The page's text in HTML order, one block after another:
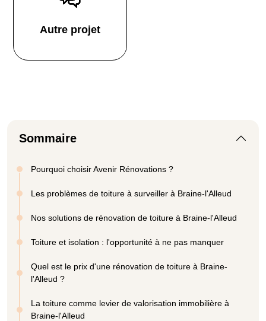
Autre projet
Sommaire
Pourquoi choisir Avenir Rénovations ?
Les problèmes de toiture à surveiller à Braine-l'Alleud
Nos solutions de rénovation de toiture à Braine-l'Alleud
Toiture et isolation : l'opportunité à ne pas manquer
Quel est le prix d'une rénovation de toiture à Braine-
l'Alleud ?
La toiture comme levier de valorisation immobilière à
Braine-l'Alleud